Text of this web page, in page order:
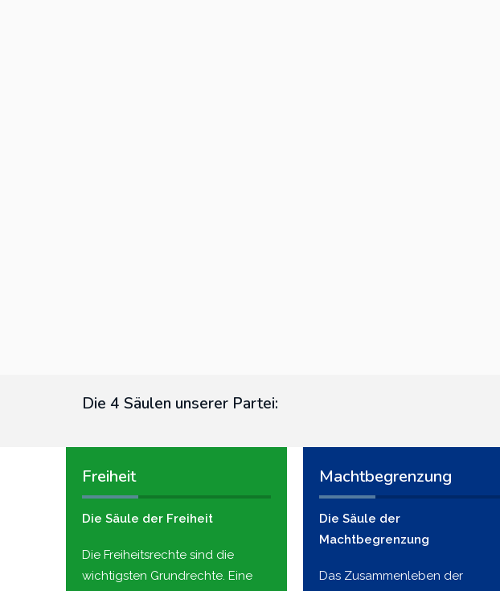
Die 4 Säulen unserer Partei:
Freiheit
Die Säule der Freiheit
Die Freiheitsrechte sind die
wichtigsten Grundrechte. Eine
Machtbegrenzung
Die Säule der
Machtbegrenzung
Das Zusammenleben der